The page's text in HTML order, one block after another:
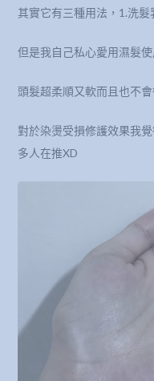
其實它有三種用法，1.洗髮
但是我自己私心愛用濕髮
頭髮超柔順又軟而且也不
對於染燙受損修護效果我
多人在推XD